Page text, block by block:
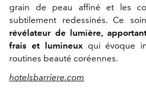
grain de peau affiné et les
subtilement redessinés. Ce
révélateur de lumière,
frais et lumineuxqui évoque
routines beauté coréennes.
hotelsbarriere.com